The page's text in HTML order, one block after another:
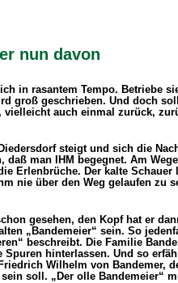
nun davon
in rasantem Tempo. Betriebe
groß geschrieben. Und doch
auch einmal zurück,
steigt und sich die
daß man IHM begegnet. Am
Erlenbrüche. Der kalte Schauer
nie über den Weg gelaufen zu
gesehen, den Kopf hat er
„Bandemeier“ sein. So
beschreibt. Die Familie
hinterlassen. Und so
Wilhelm von Bandemer,
soll. „Der olle Bandemeier“